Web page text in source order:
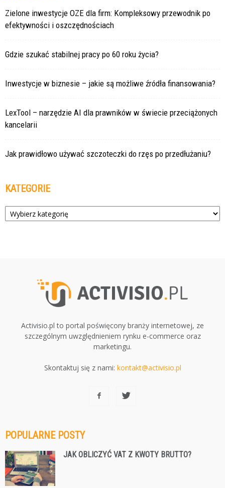
Zielone inwestycje OZE dla firm: Kompleksowy przewodnik po
efektywności i oszczędnościach
Gdzie szukać stabilnej pracy po 60 roku życia?
Inwestycje w biznesie – jakie są możliwe źródła finansowania?
LexTool – narzędzie AI dla prawników w świecie przeciążonych
kancelarii
Jak prawidłowo używać szczoteczki do rzęs po przedłużaniu?
KATEGORIE
Kategorie
Activisio.pl to portal poświęcony branży internetowej, ze
szczególnym uwzględnieniem rynku e-commerce oraz
marketingu.
Skontaktuj się z nami: kontakt@activisio.pl
POPULARNE POSTY
JAK OBLICZYĆ VAT Z KWOTY BRUTTO?